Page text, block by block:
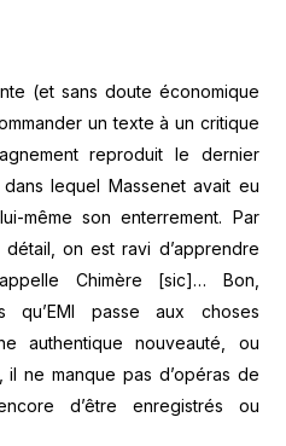
(et sans doute économique
un texte à un critique
reproduit le dernier
lequel Massenet avait eu
même son enterrement. Par
détail, on est ravi d’apprendre
Chimère [sic]… Bon,
qu’EMI passe aux choses
authentique nouveauté, ou
ne manque pas d’opéras de
d’être enregistrés ou